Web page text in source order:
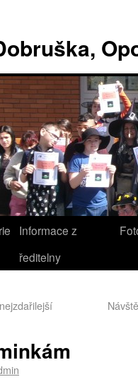
Informace z
ředitelny